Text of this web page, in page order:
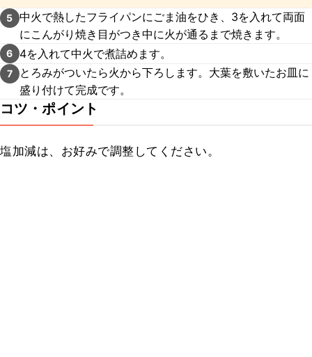
に、一個ずつ調味料を入れることによる焦げ付きなどを防ぐこと
ができます。
5 中火で熱したフライパンにごま油をひき、3を入れて両面
にこんがり焼き目がつき中に火が通るまで焼きます。
6 4を入れて中火で煮詰めます。
7
とろみがついたら火から下ろします。大葉を敷いたお皿に
盛り付けて完成です。
コツ・ポイント
塩加減は、お好みで調整してください。